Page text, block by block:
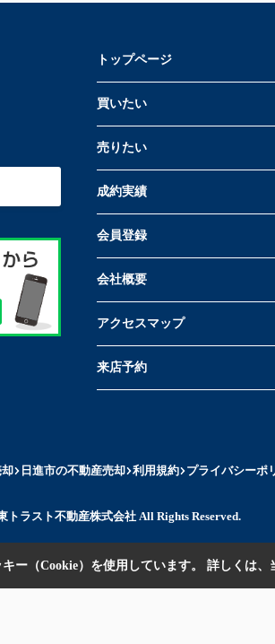
きなハウスメーカーで建築可能
トップページ
買いたい
売りたい
成約実績
会員登録
会社概要
アクセスマップ
来店予約
日進市の不動産売却 利用規約 プライバシーポ
トラスト不動産株式会社 All Rights Reserved.
ー（Cookie）を使用しています。 詳しくは、